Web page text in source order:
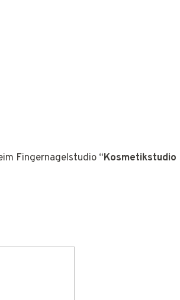
Fingernagelstudio “Kosmetikstudio